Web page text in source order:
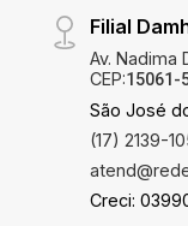
Filial
Av. Nadima
CEP:15061-
São José
(17) 2139-
Creci: